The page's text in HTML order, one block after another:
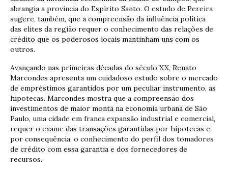
abrangia a província do Espírito Santo. O estudo de Pereira
sugere, também, que a compreensão da influência política
das elites da região requer o conhecimento das relações de
crédito que os poderosos locais mantinham uns com os
outros.
Avançando nas primeiras décadas do século XX, Renato
Marcondes apresenta um cuidadoso estudo sobre o mercado
de empréstimos garantidos por um peculiar instrumento, as
hipotecas. Marcondes mostra que a compreensão dos
investimentos de maior monta na economia urbana de São
Paulo, uma cidade em franca expansão industrial e comercial,
requer o exame das transações garantidas por hipotecas e,
por consequência, o conhecimento do perfil dos tomadores
de crédito com essa garantia e dos fornecedores de
recursos.